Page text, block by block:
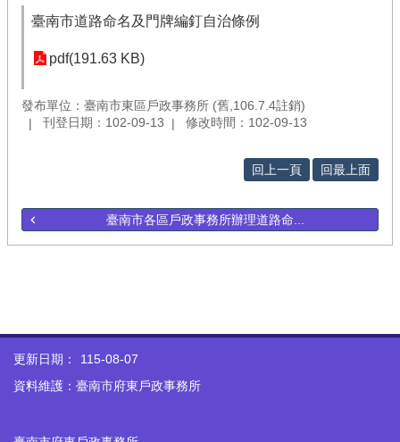
臺南市道路命名及門牌編釘自治條例
pdf(191.63 KB)
發布單位：臺南市東區戶政事務所 (舊,106.7.4註銷)
刊登日期：102-09-13
修改時間：102-09-13
回上一頁 回最上面
臺南市各區戶政事務所辦理道路命...
更新日期：
115-08-07
資料維護：臺南市府東戶政事務所